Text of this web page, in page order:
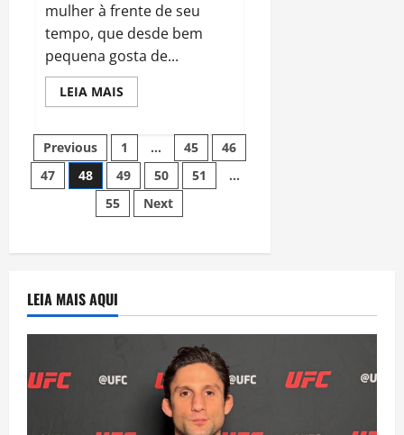
mulher à frente de seu
tempo, que desde bem
pequena gosta de...
LEIA MAISRead
more
SCHWEIZER
”
A
POETA
DA
BELEZA”
LANÇA
Navegação
por
Previous 1 … 45
46
47
48 49 50 51
…
55
Next
LEIA MAIS AQUI